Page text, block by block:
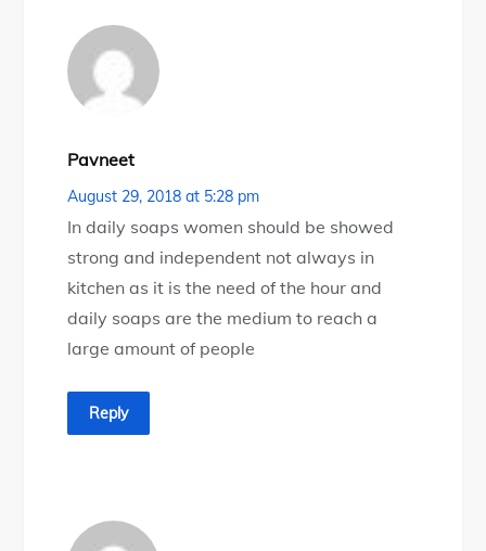
Pavneet
August 29, 2018 at 5:28 pm
In daily soaps women should be showed
strong and independent not always in
kitchen as it is the need of the hour and
daily soaps are the medium to reach a
large amount of people
Reply